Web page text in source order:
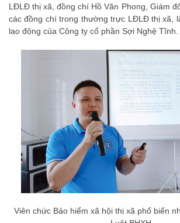
LĐLĐ thị xã, đồng chí Hồ Văn Phong, Giám
các đồng chí trong thường trực LĐLĐ thị xã,
lao động của Công ty cổ phần Sợi Nghệ Tĩnh.
Viên chức Bảo hiểm xã hội thị xã phổ biến